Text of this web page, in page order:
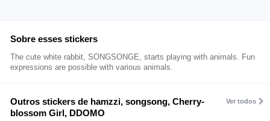
Sobre esses stickers
The cute white rabbit, SONGSONGE, starts playing with animals. Fun
expressions are possible with various animals.
Outros stickers de hamzzi, songsong, Cherry-
blossom Girl, DDOMO
Ver todos